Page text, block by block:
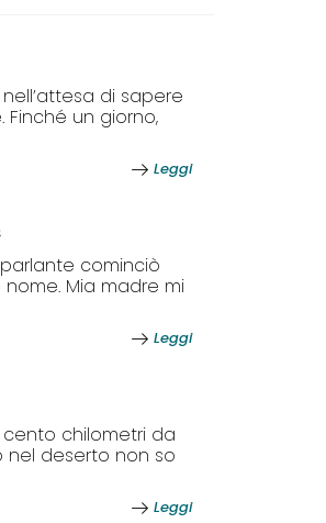
di sapere
un giorno,
Leggi
cominciò
nome. Mia madre mi
Leggi
chilometri da
nel deserto non so
Leggi